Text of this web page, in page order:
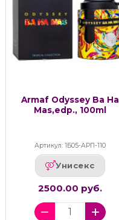
Armaf Odyssey Ba Ha
Mas,edp., 100ml
Артикул: 1Б05-АРП-110
Унисекс
2500.00 руб.